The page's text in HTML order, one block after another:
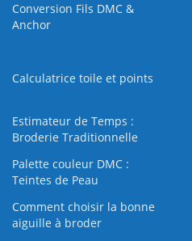
Conversion Fils DMC &
Anchor
Calculatrice toile et points
Estimateur de Temps :
Broderie Traditionnelle
Palette couleur DMC :
Teintes de Peau
Comment choisir la bonne
aiguille à broder